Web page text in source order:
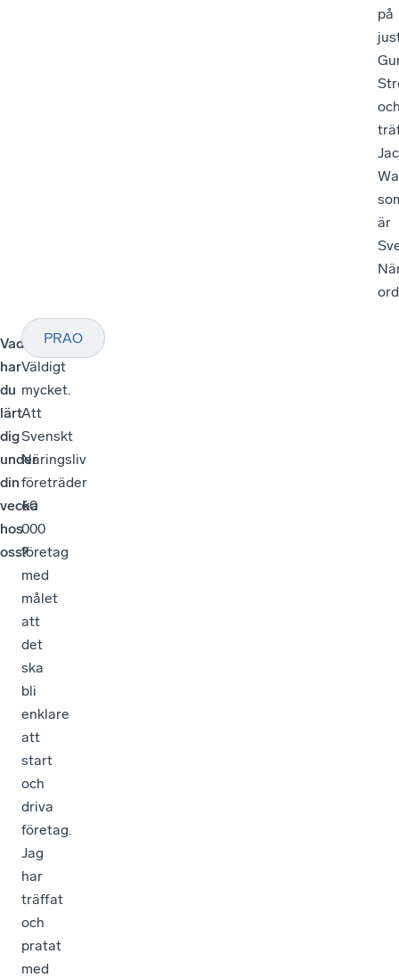
på
är
Vad
har
du
lärt
dig
under
din
vecka
hos
oss?
–
Väldigt
mycket.
Att
Svenskt
Näringsliv
företräder
60
000
företag
med
målet
att
det
ska
bli
enklare
att
start
och
driva
företag.
Jag
har
träffat
och
pratat
med
PRAO